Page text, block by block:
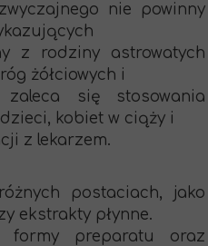
nie powinny
z rodziny astrowatych
żółciowych i
zaleca się stosowania
kobiet w ciąży i
z lekarzem.
postaciach, jako
ekstrakty płynne.
formy preparatu oraz